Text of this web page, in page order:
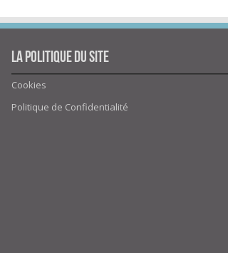
La politique du site
Cookies
Politique de Confidentialité